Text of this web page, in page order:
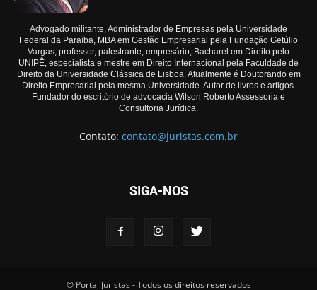
Advogado militante, Administrador de Empresas pela Universidade
Federal da Paraíba, MBA em Gestão Empresarial pela Fundação Getúlio
Vargas, professor, palestrante, empresário, Bacharel em Direito pelo
UNIPÊ, especialista e mestre em Direito Internacional pela Faculdade de
Direito da Universidade Clássica de Lisboa. Atualmente é Doutorando em
Direito Empresarial pela mesma Universidade. Autor de livros e artigos.
Fundador do escritório de advocacia Wilson Roberto Assessoria e
Consultoria Jurídica.
Contato: contato@juristas.com.br
SIGA-NOS
© Portal Juristas - Todos os direitos reservados